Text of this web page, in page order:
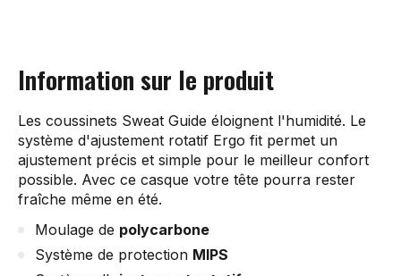
Information sur le produit
Les coussinets Sweat Guide éloignent l'humidité. Le
système d'ajustement rotatif Ergo fit permet un
ajustement précis et simple pour le meilleur confort
possible. Avec ce casque votre tête pourra rester
fraîche même en été.
Moulage de polycarbone
Système de protection MIPS